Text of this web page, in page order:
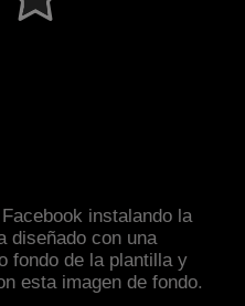
instalando la
diseñado con una
fondo de la plantilla y
esta imagen de fondo.